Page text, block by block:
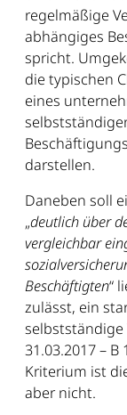
regelmäßige
abhängiges
spricht.
die typischen
eines
darstellen.
Daneben soll
„deutlich über
vergleichbar
Beschäftigten“
zulässt, ein
selbstständige
31.03.2017 – B
Kriterium ist
aber nicht.